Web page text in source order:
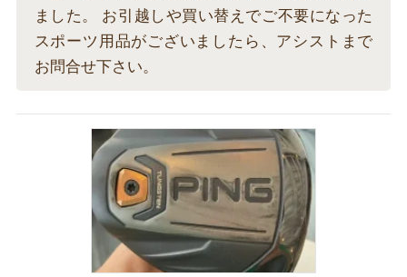
ました。 お引越しや買い替えでご不要になった
スポーツ用品がございましたら、アシストまで
お問合せ下さい。